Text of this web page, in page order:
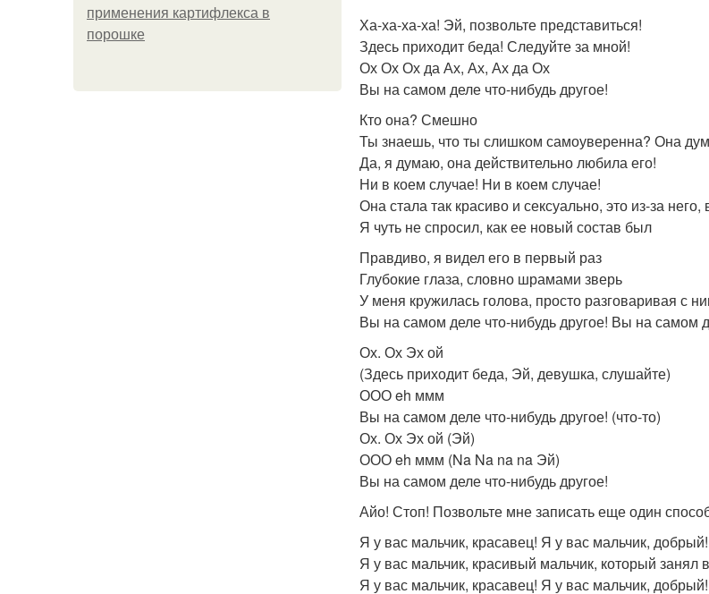
применения картифлекса в
порошке
Ха-ха-ха-ха! Эй, позвольте представиться!
Здесь приходит беда! Следуйте за мной!
Ох Ох Ох да Ах, Ах, Ах да Ох
Вы на самом деле что-нибудь другое!
Кто она? Смешно
Ты знаешь, что ты слишком самоуверенна? Она
Да, я думаю, она действительно любила его!
Ни в коем случае! Ни в коем случае!
Она стала так красиво и сексуально, это из-за него,
Я чуть не спросил, как ее новый состав был
Правдиво, я видел его в первый раз
Глубокие глаза, словно шрамами зверь
У меня кружилась голова, просто разговаривая с
Вы на самом деле что-нибудь другое! Вы на самом
Ох. Ох Эх ой
(Здесь приходит беда, Эй, девушка, слушайте)
ООО eh ммм
Вы на самом деле что-нибудь другое! (что-то)
Ох. Ох Эх ой (Эй)
ООО eh ммм (Na Na na na Эй)
Вы на самом деле что-нибудь другое!
Айо! Стоп! Позвольте мне записать еще один
Я у вас мальчик, красавец! Я у вас мальчик, добрый!
Я у вас мальчик, красивый мальчик, который занял
Я у вас мальчик, красавец! Я у вас мальчик, добрый!